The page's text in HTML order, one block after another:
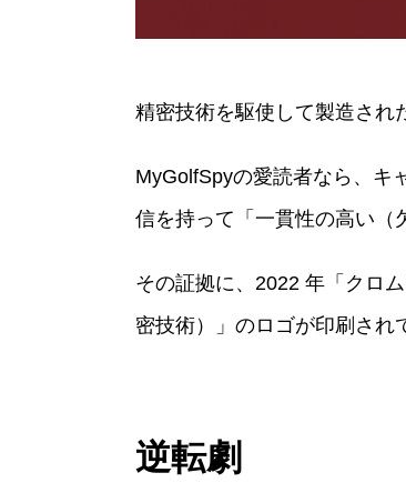
精密技術を駆使して製造され
MyGolfSpyの愛読者なら、キ
信を持って「一貫性の高い（
その証拠に、2022 年「クロ
密技術）」のロゴが印刷され
逆転劇